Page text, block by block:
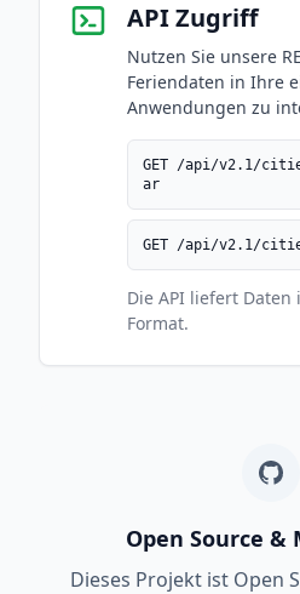
API Zugriff
Nutzen Sie unsere
Feriendaten in Ihre
Anwendungen zu
GET /api/v2.1/
ar
GET /api/v2.1/
Die API liefert Daten
Format.
Open Source &
Dieses Projekt ist Open